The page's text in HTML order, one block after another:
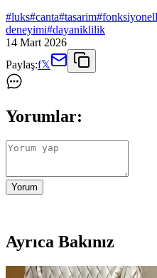
#luks#canta#tasarim#
deneyimi#dayaniklilik
14 Mart 2026
Paylaş:f𝕏
Yorumlar:
Yorum
Ayrıca Bakınız